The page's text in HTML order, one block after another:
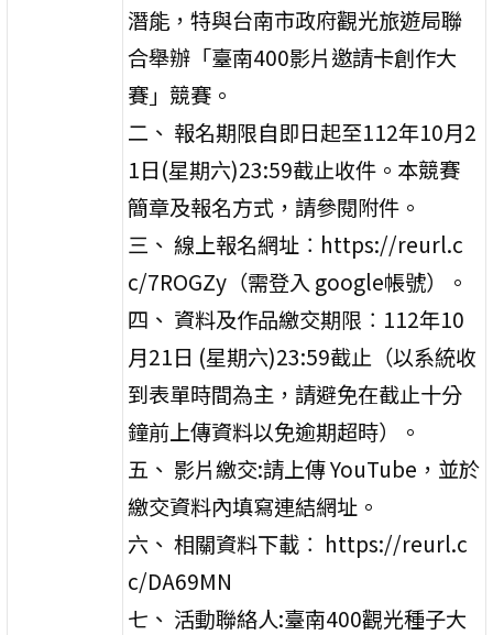
潛能，特與台南市政府觀光旅遊局聯
合舉辦「臺南400影片邀請卡創作大
賽」競賽。
二、 報名期限自即日起至112年10月2
1日(星期六)23:59截止收件。本競賽
簡章及報名方式，請參閱附件。
三、 線上報名網址︰https://reurl.c
c/7ROGZy（需登入 google帳號）。
四、 資料及作品繳交期限︰112年10
月21日 (星期六)23:59截止（以系統收
到表單時間為主，請避免在截止十分
鐘前上傳資料以免逾期超時）。
五、 影片繳交:請上傳 YouTube，並於
繳交資料內填寫連結網址。
六、 相關資料下載︰ https://reurl.c
c/DA69MN
七、 活動聯絡人:臺南400觀光種子大